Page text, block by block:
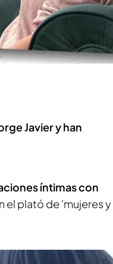
Javier y han
íntimas con
el plató de 'mujeres y